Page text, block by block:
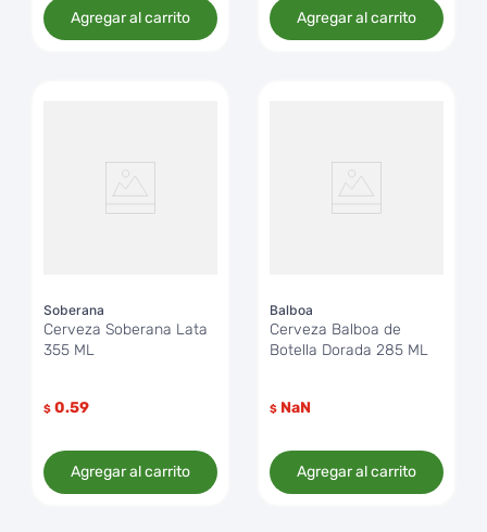
Agregar al carrito Agregar al carrito
Soberana
Cerveza Soberana Lata
355 ML
$ 0.59
Agregar al carrito
Balboa
Cerveza Balboa de
Botella Dorada 285 ML
$ NaN
Agregar al carrito